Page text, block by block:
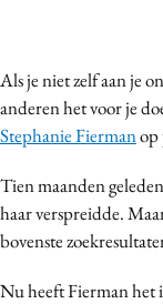
Carriere
Contentmarketing
Craft
Customer Experience
Data & Insights
Design
Digital
Als je niet zelf aan je
anderen het voor je
Stephanie Fiermanop
Tien maanden
haar verspreidde.
bovenste
Nu heeft Fierman het